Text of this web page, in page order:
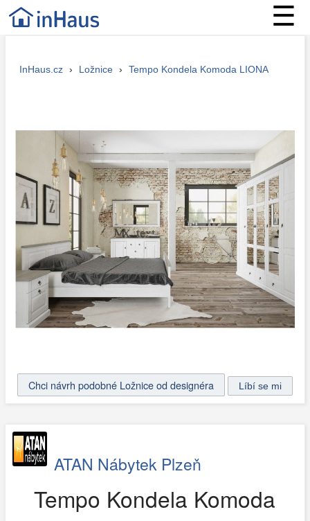
☰
InHaus.cz › Ložnice › Tempo Kondela Komoda LIONA
Chci návrh podobné Ložnice od designéra
ATAN Nábytek Plzeň
Tempo Kondela Komoda